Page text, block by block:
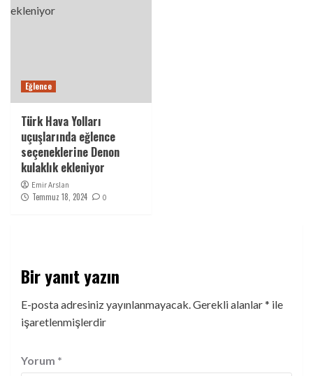
Eğlence
Türk Hava Yolları
uçuşlarında eğlence
seçeneklerine Denon
kulaklık ekleniyor
Emir Arslan
Temmuz 18, 2024 0
Bir yanıt yazın
E-posta adresiniz yayınlanmayacak. Gerekli alanlar* ile
işaretlenmişlerdir
Yorum *